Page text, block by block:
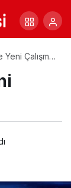
Çalışma